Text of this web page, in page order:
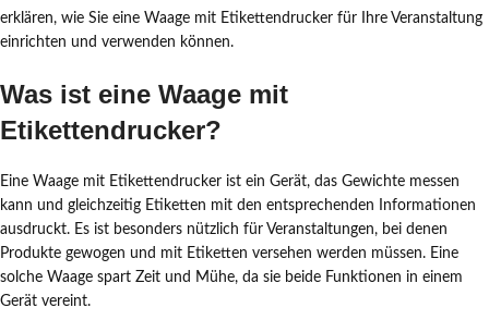
erklären, wie Sie eine Waage mit Etikettendrucker für Ihre Veranstaltung
einrichten und verwenden können.
Was ist eine Waage mit
Etikettendrucker?
Eine Waage mit Etikettendrucker ist ein Gerät, das Gewichte messen
kann und gleichzeitig Etiketten mit den entsprechenden Informationen
ausdruckt. Es ist besonders nützlich für Veranstaltungen, bei denen
Produkte gewogen und mit Etiketten versehen werden müssen. Eine
solche Waage spart Zeit und Mühe, da sie beide Funktionen in einem
Gerät vereint.